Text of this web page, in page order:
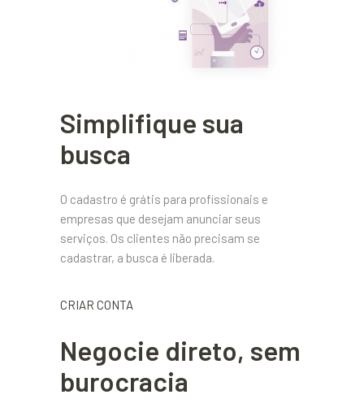
Simplifique sua
busca
O cadastro é grátis para profissionais e
empresas que desejam anunciar seus
serviços. Os clientes não precisam se
cadastrar, a busca é liberada.
CRIAR CONTA
Negocie direto, sem
burocracia